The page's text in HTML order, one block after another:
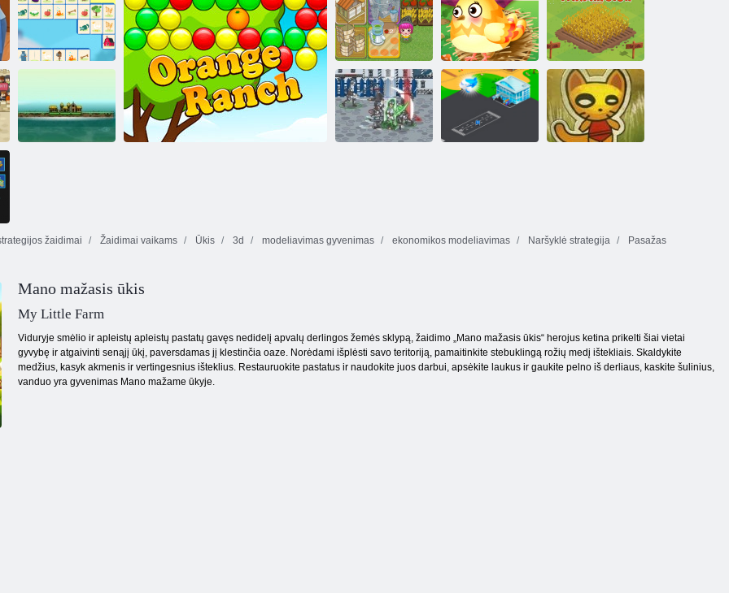
Žemės ūkio
Futbolas
Riteriai ir
nuotakos
2 fermos
galvosūkio
istorija
Ūkio galvosūkio
istorija
Žavesio ūkis
„Farm Connect“
Mano šalis
Gyvenimas
Žodis
Prisijungimas
online
Farmingtonas
žaidimai Žaidimai vaikams Ūkis 3d modeliavimas gyvenimas ekonomikos modeliavimas Naršyklė strategija
Pasažas
Mano mažasis ūkis
My Little Farm
Viduryje smėlio ir apleistų apleistų pastatų gavęs nedidelį apvalų derlingos žemės sklypą, žaidimo „Mano mažasis ūkis“ herojus ketina prikelti šiai vietai
gyvybę ir atgaivinti senąjį ūkį, paversdamas jį klestinčia oaze. Norėdami išplėsti savo teritoriją, pamaitinkite stebuklingą rožių medį ištekliais. Skaldykite
medžius, kasyk akmenis ir vertingesnius išteklius. Restauruokite pastatus ir naudokite juos darbui, apsėkite laukus ir gaukite pelno iš derliaus, kaskite šulinius,
vanduo yra gyvenimas Mano mažame ūkyje.